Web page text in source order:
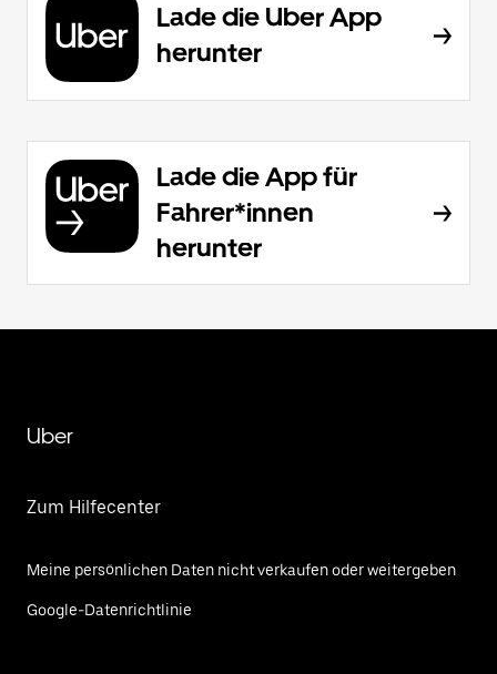
Lade die Uber App
herunter
Lade die App für
Fahrer*innen
herunter
Uber
Zum Hilfecenter
Meine persönlichen Daten nicht verkaufen oder weitergeben
Google-Datenrichtlinie